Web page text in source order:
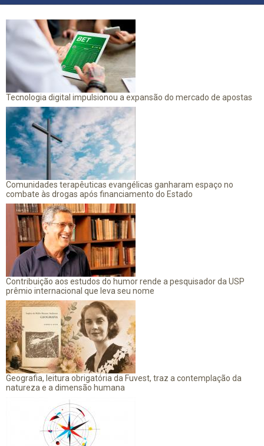
Tecnologia digital impulsionou a expansão do mercado de apostas
Comunidades terapêuticas evangélicas ganharam espaço no
combate às drogas após financiamento do Estado
Contribuição aos estudos do humor rende a pesquisador da USP
prêmio internacional que leva seu nome
Geografia, leitura obrigatória da Fuvest, traz a contemplação da
natureza e a dimensão humana